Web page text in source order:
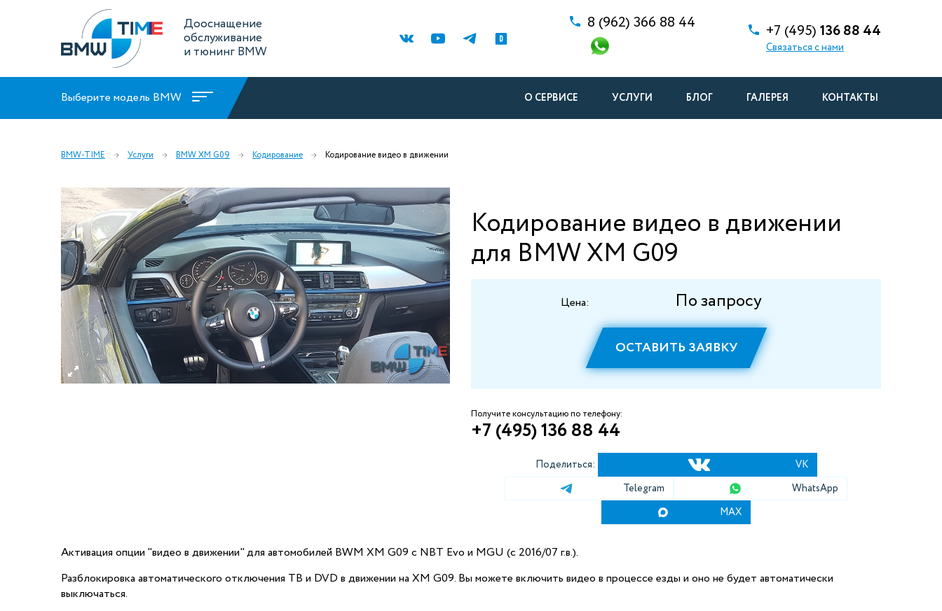
Дооснащение
обслуживание
и тюнинг BMW
8 (962) 366 88 44 +7 (495) 136 88 44
Связаться с нами
Выберите модель BMW О СЕРВИСЕ УСЛУГИ БЛОГ ГАЛЕРЕЯ КОНТАКТЫ
BMW-TIME Услуги BMW XM G09 Кодирование Кодирование видео в движении
Кодирование видео в движении
для BMW XM G09
Цена: По запросу
ОСТАВИТЬ ЗАЯВКУ
Получите консультацию по телефону:
+7 (495) 136 88 44
Поделиться:
VK
Telegram
WhatsApp
MAX
Активация опции "видео в движении" для автомобилей BWM XM G09 с NBT Evo и MGU (c 2016/07 г.в.).
Разблокировка автоматического отключения ТВ и DVD в движении на XM G09. Вы можете включить видео в процессе езды и оно не будет автоматически
выключаться.